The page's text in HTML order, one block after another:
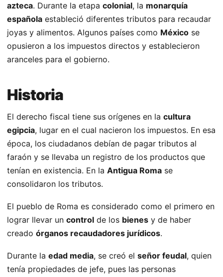
azteca. Durante la etapa colonial, la monarquía
española estableció diferentes tributos para recaudar
joyas y alimentos. Algunos países como México se
opusieron a los impuestos directos y establecieron
aranceles para el gobierno.
Historia
El derecho fiscal tiene sus orígenes en la cultura
egipcia, lugar en el cual nacieron los impuestos. En esa
época, los ciudadanos debían de pagar tributos al
faraón y se llevaba un registro de los productos que
tenían en existencia. En la Antigua Roma se
consolidaron los tributos.
El pueblo de Roma es considerado como el primero en
lograr llevar un control de los bienes y de haber
creado órganos recaudadores jurídicos.
Durante la edad media, se creó el señor feudal, quien
tenía propiedades de jefe, pues las personas